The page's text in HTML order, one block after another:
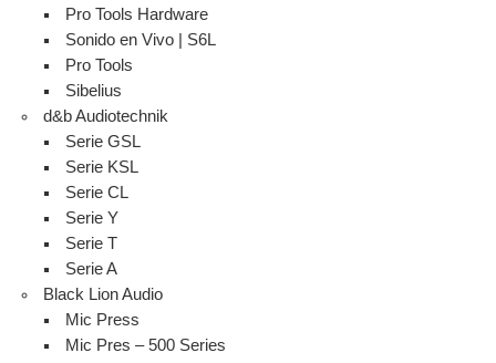
Pro Tools Hardware
Sonido en Vivo | S6L
Pro Tools
Sibelius
d&b Audiotechnik
Serie GSL
Serie KSL
Serie CL
Serie Y
Serie T
Serie A
Black Lion Audio
Mic Press
Mic Pres – 500 Series